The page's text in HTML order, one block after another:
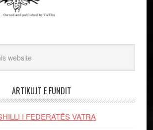
ARTIKUJT E FUNDIT
I FEDERATËS VATRA